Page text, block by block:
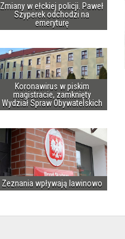
Zmiany w ełckiej policji. Paweł
Szyperek odchodzi na
emeryturę
Koronawirus w piskim
magistracie, zamknięty
Wydział Spraw Obywatelskich
Zeznania wpływają lawinowo